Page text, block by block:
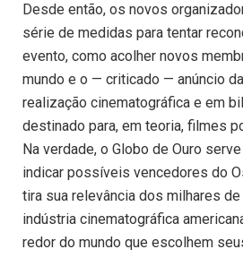
Desde então, os novos
série de medidas para tentar
evento, como acolher novos
mundo e o — criticado — anúncio
realização cinematográfica e em
destinado para, em teoria, filmes
Na verdade, o Globo de Ouro
indicar possíveis vencedores do
tira sua relevância dos milhares
indústria cinematográfica
redor do mundo que escolhem